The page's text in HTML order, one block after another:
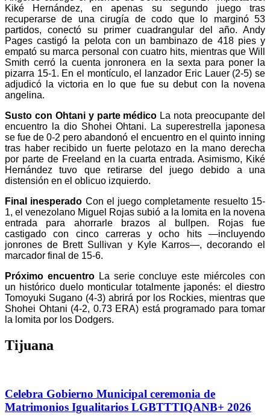
Kiké Hernández, en apenas su segundo juego tras
recuperarse de una cirugía de codo que lo marginó 53
partidos, conectó su primer cuadrangular del año. Andy
Pages castigó la pelota con un bambinazo de 418 pies y
empató su marca personal con cuatro hits, mientras que Will
Smith cerró la cuenta jonronera en la sexta para poner la
pizarra 15-1. En el montículo, el lanzador Eric Lauer (2-5) se
adjudicó la victoria en lo que fue su debut con la novena
angelina.
Susto con Ohtani y parte médico La nota preocupante del
encuentro la dio Shohei Ohtani. La superestrella japonesa
se fue de 0-2 pero abandonó el encuentro en el quinto inning
tras haber recibido un fuerte pelotazo en la mano derecha
por parte de Freeland en la cuarta entrada. Asimismo, Kiké
Hernández tuvo que retirarse del juego debido a una
distensión en el oblicuo izquierdo.
Final inesperado Con el juego completamente resuelto 15-
1, el venezolano Miguel Rojas subió a la lomita en la novena
entrada para ahorrarle brazos al bullpen. Rojas fue
castigado con cinco carreras y ocho hits —incluyendo
jonrones de Brett Sullivan y Kyle Karros—, decorando el
marcador final de 15-6.
Próximo encuentroLa serie concluye este miércoles con
un histórico duelo monticular totalmente japonés: el diestro
Tomoyuki Sugano (4-3) abrirá por los Rockies, mientras que
Shohei Ohtani (4-2, 0.73 ERA) está programado para tomar
la lomita por los Dodgers.
Tijuana
Celebra Gobierno Municipal ceremonia de
Matrimonios Igualitarios LGBTTTIQANB+ 2026